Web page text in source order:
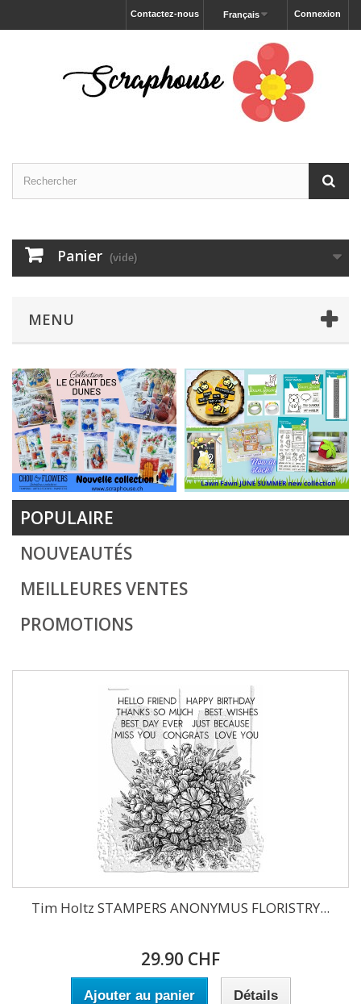
Connexion
Français
Contactez-nous
Panier (vide)
MENU
POPULAIRE
NOUVEAUTÉS
MEILLEURES VENTES
PROMOTIONS
Tim Holtz STAMPERS ANONYMUS FLORISTRY...
29.90 CHF
Ajouter au panier Détails